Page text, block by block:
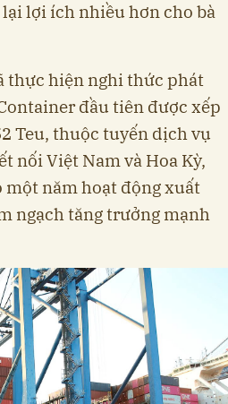
lại lợi ích nhiều hơn cho bà
thực hiện nghi thức phát
đầu tiên được xếp
Teu, thuộc tuyến dịch vụ
nối Việt Nam và Hoa Kỳ,
một năm hoạt động xuất
ngạch tăng trưởng mạnh